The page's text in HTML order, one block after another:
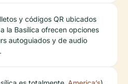
y códigos QR ubicados
la Basílica ofrecen opciones
autoguiados y de audio